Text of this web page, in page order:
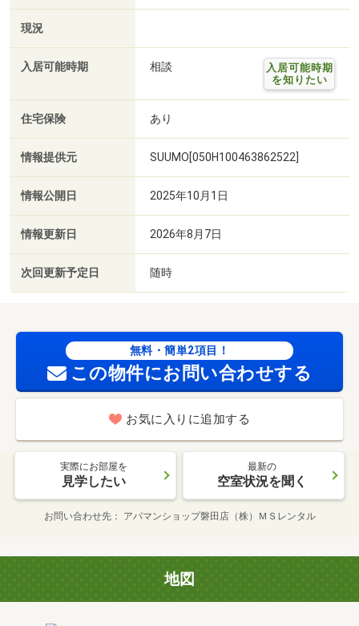
現況
入居可能時期 相談
入居可能時期
を知りたい
住宅保険 あり
情報提供元 SUUMO[050H100463862522]
情報公開日 2025年10月1日
情報更新日 2026年8月7日
次回更新予定日 随時
無料・簡単2項目！
この物件にお問い合わせする
お気に入りに追加する
実際にお部屋を
見学したい
最新の
空室状況を聞く
お問い合わせ先 アパマンショップ磐田店（株）ＭＳレンタル
地図